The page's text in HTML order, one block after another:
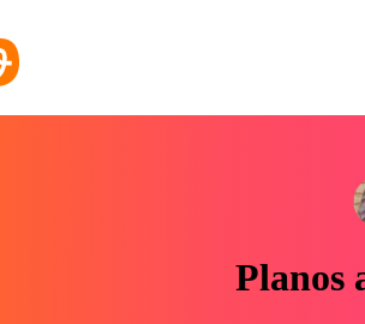
Planos